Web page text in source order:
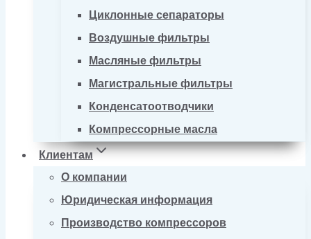
Циклонные сепараторы
Воздушные фильтры
Масляные фильтры
Магистральные фильтры
Конденсатоотводчики
Компрессорные масла
Клиентам
О компании
Юридическая информация
Производство компрессоров